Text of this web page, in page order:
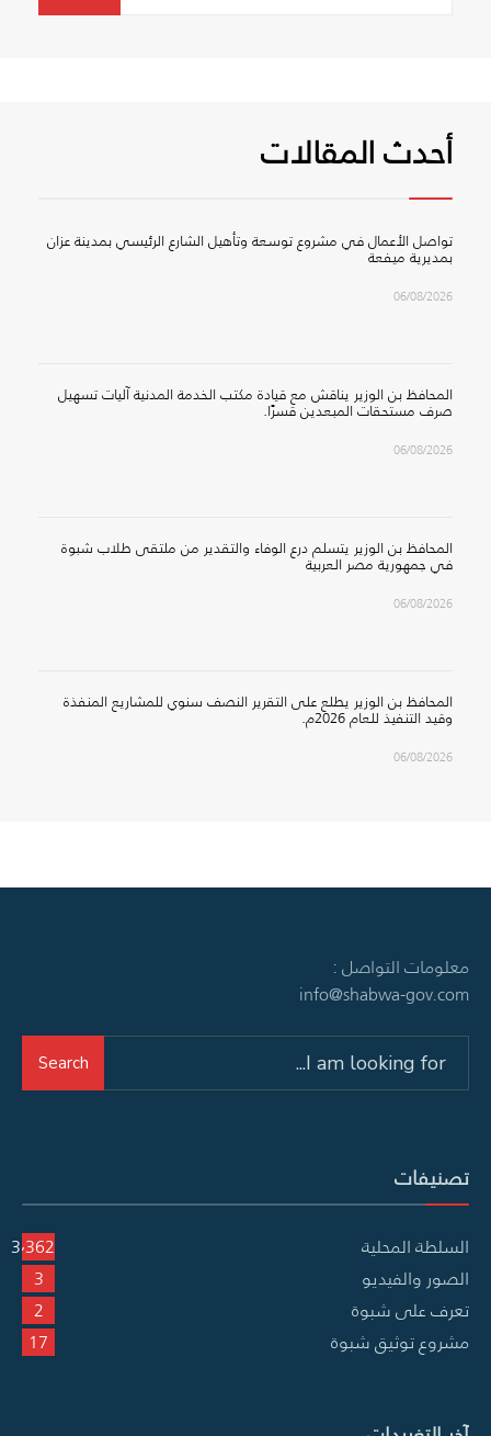
أحدث المقالات
تواصل الأعمال في مشروع توسعة وتأهيل الشارع الرئيسي بمدينة عزان
بمديرية ميفعة
06/08/2026
المحافظ بن الوزير يناقش مع قيادة مكتب الخدمة المدنية آليات تسهيل
صرف مستحقات المبعدين قسرًا.
06/08/2026
المحافظ بن الوزير يتسلم درع الوفاء والتقدير من ملتقى طلاب شبوة
في جمهورية مصر العربية
06/08/2026
المحافظ بن الوزير يطلع على التقرير النصف سنوي للمشاريع المنفذة
وقيد التنفيذ للعام 2026م.
06/08/2026
معلومات التواصل :
info@shabwa-gov.com
Search
تصنيفات
السلطة المحلية
3٬362
الصور والفيديو
3
تعرف على شبوة
2
مشروع توثيق شبوة
17